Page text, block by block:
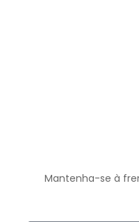
Mantenha-se à